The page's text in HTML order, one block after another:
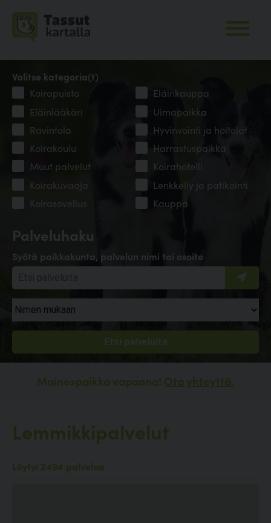
Palveluhaku
Syötä paikkakunta, palvelun nimi tai osoite
Valitse kategoria(t)
Koirapuisto
Eläinkauppa
Eläinlääkäri
Uimapaikka
Ravintola
Hyvinvointi ja hoitolat
Koirakoulu
Harrastuspaikka
Muut palvelut
Koirahotelli
Koirakuvaaja
Lenkkeily ja patikointi
Koirasovellus
Kauppa
Mainospaikka vapaana! Ota yhteyttä.
Lemmikkipalvelut
Löytyi 2494 palvelua